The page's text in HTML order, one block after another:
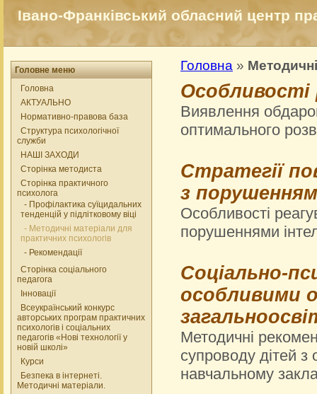
Івано-Франківський обласний центр
Головне меню
Головна
АКТУАЛЬНО
Нормативно-правова база
Структура психологічної
служби
НАШІ ЗАХОДИ
Сторінка методиста
Сторінка практичного
психолога
- Профілактика суїцидальних
тенденцій у підлітковому віці
- Методичні матеріали для
практичних психологів
- Рекомендації
Сторінка соціального
педагога
Інновації
Всеукраїнський конкурс
авторських програм практичних
психологів і соціальних
педагогів «Нові технології у
новій школі»
Курси
Безпека в інтернеті.
Методичні матеріали.
Головна »
Виявлення
оптимального
Стратегії
з
Особливості
порушеннями
Соціально-
особливими
Методичні
супроводу дітей
навчальному